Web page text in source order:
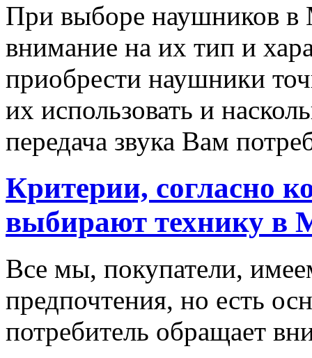
При выборе наушников в
внимание на их тип и
приобрести наушники
их использовать и
передача звука Вам
Критерии, согласно
выбирают технику в
Все мы, покупатели,
предпочтения, но есть
потребитель обращает